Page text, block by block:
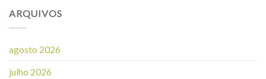
ARQUIVOS
agosto 2026
julho 2026